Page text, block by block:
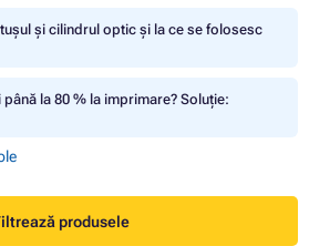
și cilindrul optic și la ce se folosesc
la 80 % la imprimare? Soluție:
produsele